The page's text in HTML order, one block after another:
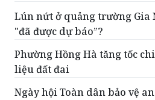
Lún nứt ở quảng trường Gia
"đã được dự báo”?
Phường Hồng Hà tăng tốc
liệu đất đai
Ngày hội Toàn dân bảo vệ